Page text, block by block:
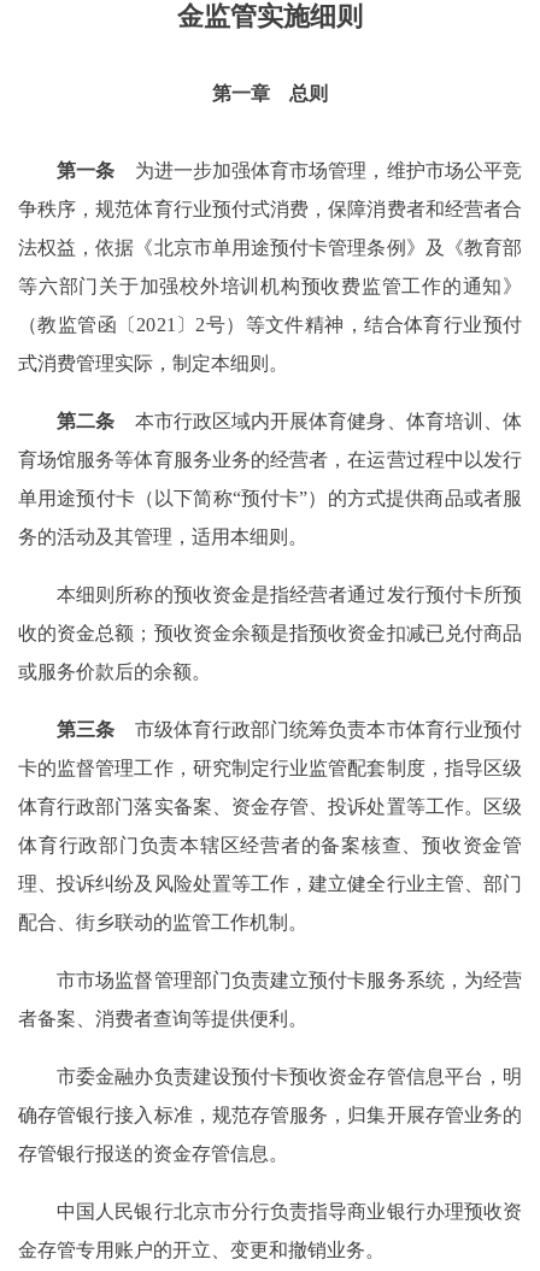
金监管实施细则
第一章 总则
第一条 为进一步加强体育市场管理，维护市场公平竞
争秩序，规范体育行业预付式消费，保障消费者和经营者合
法权益，依据《北京市单用途预付卡管理条例》及《教育部
等六部门关于加强校外培训机构预收费监管工作的通知》
（教监管函〔2021〕2号）等文件精神，结合体育行业预付
式消费管理实际，制定本细则。
第二条 本市行政区域内开展体育健身、体育培训、体
育场馆服务等体育服务业务的经营者，在运营过程中以发行
单用途预付卡（以下简称“预付卡”）的方式提供商品或者服
务的活动及其管理，适用本细则。
本细则所称的预收资金是指经营者通过发行预付卡所预
收的资金总额；预收资金余额是指预收资金扣减已兑付商品
或服务价款后的余额。
第三条 市级体育行政部门统筹负责本市体育行业预付
卡的监督管理工作，研究制定行业监管配套制度，指导区级
体育行政部门落实备案、资金存管、投诉处置等工作。区级
体育行政部门负责本辖区经营者的备案核查、预收资金管
理、投诉纠纷及风险处置等工作，建立健全行业主管、部门
配合、街乡联动的监管工作机制。
市市场监督管理部门负责建立预付卡服务系统，为经营
者备案、消费者查询等提供便利。
市委金融办负责建设预付卡预收资金存管信息平台，明
确存管银行接入标准，规范存管服务，归集开展存管业务的
存管银行报送的资金存管信息。
中国人民银行北京市分行负责指导商业银行办理预收资
金存管专用账户的开立、变更和撤销业务。